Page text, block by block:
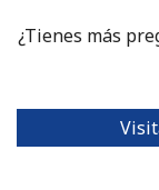
¿Tienes más